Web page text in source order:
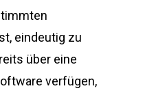
eindeutig zu
über eine
verfügen,